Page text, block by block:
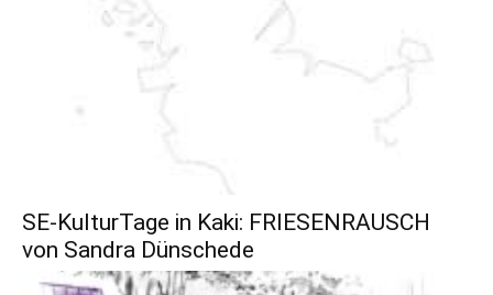
SE-KulturTage in Kaki: FRIESENRAUSCH
von Sandra Dünschede